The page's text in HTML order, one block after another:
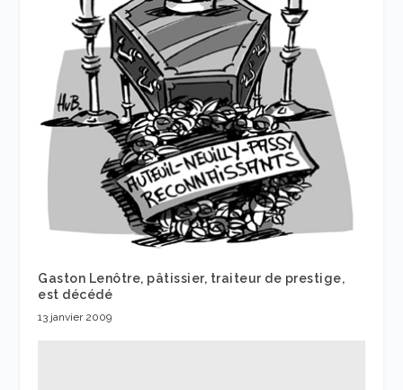
Gaston Lenôtre, pâtissier, traiteur de prestige,
est décédé
13 janvier 2009